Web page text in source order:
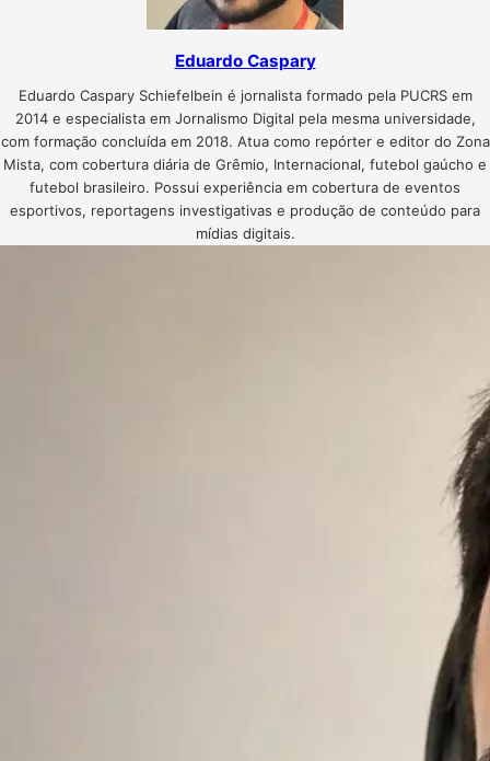
Eduardo Caspary
Eduardo Caspary Schiefelbein é jornalista formado pela PUCRS em
2014 e especialista em Jornalismo Digital pela mesma universidade,
com formação concluída em 2018. Atua como repórter e editor do Zona
Mista, com cobertura diária de Grêmio, Internacional, futebol gaúcho e
futebol brasileiro. Possui experiência em cobertura de eventos
esportivos, reportagens investigativas e produção de conteúdo para
mídias digitais.